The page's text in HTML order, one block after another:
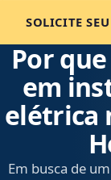
SOLICITE
Por
em
elétrica
Em busca de